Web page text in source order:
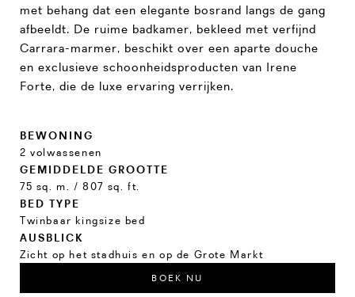
met behang dat een elegante bosrand langs de gang
afbeeldt. De ruime badkamer, bekleed met verfijnd
Carrara-marmer, beschikt over een aparte douche
en exclusieve schoonheidsproducten van Irene
Forte, die de luxe ervaring verrijken.
BEWONING
2 volwassenen
GEMIDDELDE GROOTTE
75 sq. m. / 807 sq. ft.
BED TYPE
Twinbaar kingsize bed
AUSBLICK
Zicht op het stadhuis en op de Grote Markt
BOEK NU